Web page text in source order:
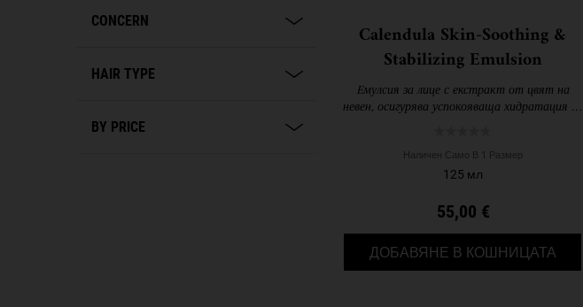
CONCERN
HAIR TYPE
BY PRICE
Calendula Skin-Soothing &
Stabilizing Emulsion
Eмулсия за лице с екстракт от цвят на
невен, осигурява успокояваща хидратация за
Наличен Само В 1 Размер
125 мл
55,00 €
ДОБАВЯНЕ В КОШНИЦАТА